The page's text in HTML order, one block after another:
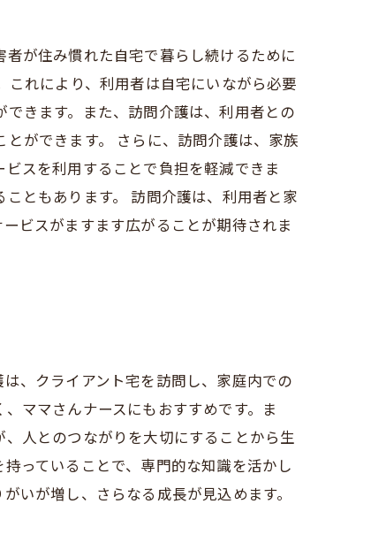
が住み慣れた自宅で暮らし続けるために
れにより、利用者は自宅にいながら必要
きます。また、訪問介護は、利用者との
ができます。 さらに、訪問介護は、家族
スを利用することで負担を軽減できま
ともあります。 訪問介護は、利用者と家
ビスがますます広がることが期待されま
、クライアント宅を訪問し、家庭内での
ママさんナースにもおすすめです。ま
人とのつながりを大切にすることから生
っていることで、専門的な知識を活かし
いが増し、さらなる成長が見込めます。